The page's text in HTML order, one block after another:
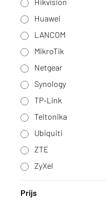
Huawei
LANCOM
MikroTik
Netgear
Synology
TP-Link
Teltonika
Ubiquiti
ZTE
ZyXel
Prijs
TP-Link Omada
Op voorraad
226,-
186,78 excl. BTW